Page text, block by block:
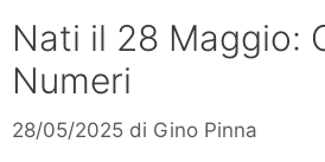
Nati il 28 Maggio:
Numeri
28/05/2025 di Gino Pinna